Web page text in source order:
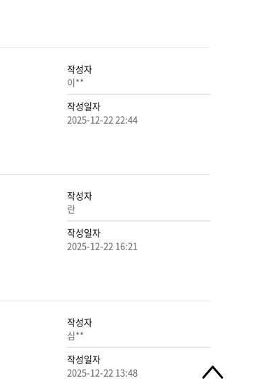
작성자
이**
작성일자
2025-12-22 22:44
작성자
란
작성일자
2025-12-22 16:21
작성자
심**
작성일자
2025-12-22 13:48